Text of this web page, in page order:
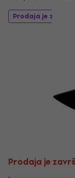
Prodaja je završila
Prodaja je